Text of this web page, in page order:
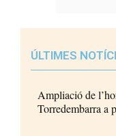
ÚLTIMES
Ampliació de
Torredembarra a